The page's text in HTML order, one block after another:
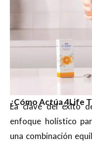
¿Cómo Actúa 4Life
La clave del éxito
enfoque holístico
una combinación